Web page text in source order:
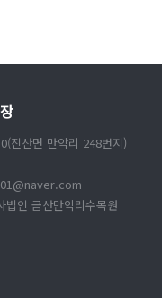
진산면 만악리 248번지)
인 금산만악리수목원